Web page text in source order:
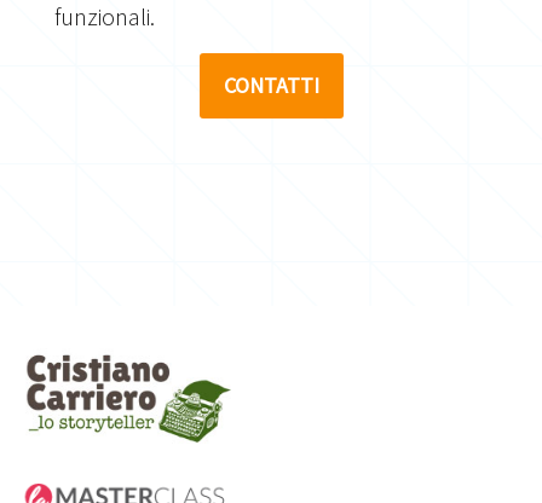
funzionali.
CONTATTI